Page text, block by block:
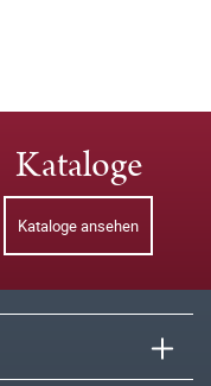
Kataloge
Kataloge ansehen